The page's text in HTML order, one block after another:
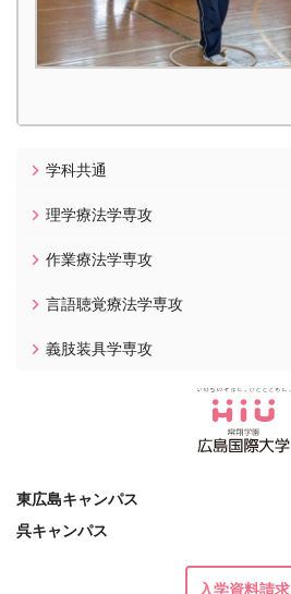
学科共通
理学療法学専攻
作業療法学専攻
言語聴覚療法学専攻
義肢装具学専攻
東広島キャンパス
呉キャンパス
入学資料請求